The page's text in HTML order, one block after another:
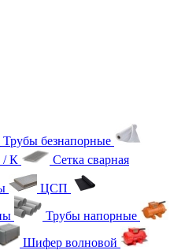
Трубы безнапорные
/ К
Сетка сварная
ЦСП
Трубы напорные
Шифер волновой